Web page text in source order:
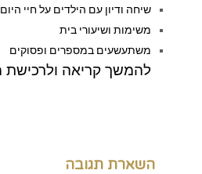
שיחה ודיון עם הילדים על חיי
משימות ושיעורי בית
משתעשעים במספרים ופסוקים
להמשך קריאה ולרכישת
השארת תגובה